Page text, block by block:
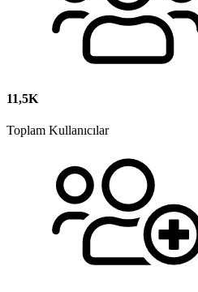
11,5K
Toplam Kullanıcılar